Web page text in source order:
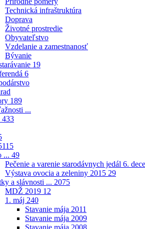
Technická infraštruktúra
Doprava
Životné prostredie
Obyvateľstvo
Vzdelanie a zamestnanosť
Bývanie
19
6
189
...
433
... 49
Pečenie a varenie starodávnych jedál 6.
Výstava ovocia a zeleniny 2015 29
a slávnosti ... 2075
MDŽ 2019 12
1. máj 240
Stavanie mája 2011
Stavanie mája 2009
Stavanie mája 2008